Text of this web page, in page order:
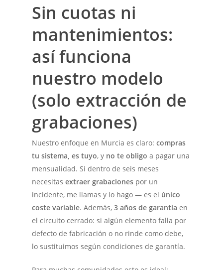
Sin cuotas ni
mantenimientos:
así funciona
nuestro modelo
(solo extracción de
grabaciones)
Nuestro enfoque en Murcia es claro:compras
tu sistema, es tuyo, y no te obligo a pagar una
mensualidad. Si dentro de seis meses
necesitasextraer grabaciones por un
incidente, me llamas y lo hago — es el único
coste variable. Además,3 años de garantía en
el circuito cerrado: si algún elemento falla por
defecto de fabricación o no rinde como debe,
lo sustituimos según condiciones de garantía.